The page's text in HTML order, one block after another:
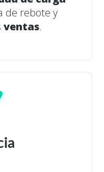
de rebote y
ventas.